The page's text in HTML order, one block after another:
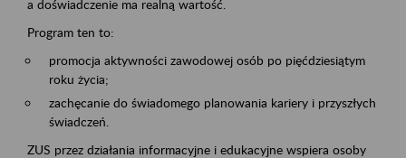
a doświadczenie ma realną wartość.
Program ten to:
promocja aktywności zawodowej osób po pięćdziesiątym
roku życia;
zachęcanie do świadomego planowania kariery i przyszłych
świadczeń.
ZUS przez działania informacyjne i edukacyjne wspiera osoby